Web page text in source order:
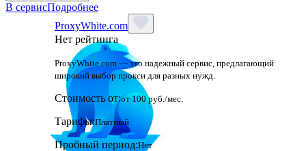
В сервисПодробнее
ProxyWhite.com
Нет рейтинга
ProxyWhite.com — это надежный сервис, предлагающий
широкий выбор прокси для разных нужд.
Стоимость от:от 100 руб./мес.
Тарифы:Платный
Пробный период:Нет